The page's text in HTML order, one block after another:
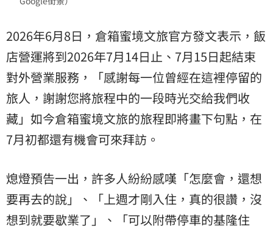
2026年6月8日，倉箱蜜境文旅官方發文表示，飯
店營運將到2026年7月14日止、7月15日起結束
對外營業服務，「感謝每一位曾經在這裡停留的
旅人，謝謝您將旅程中的一段時光交給我們收
藏」如今倉箱蜜境文旅的旅程即將畫下句點，在
7月初都還有機會可來拜訪。
熄燈預告一出，許多人紛紛感嘆「怎麼會，還想
要再去的說」、「上週才剛入住，真的很讚，沒
想到就要歇業了」、「可以附帶停車的基隆住